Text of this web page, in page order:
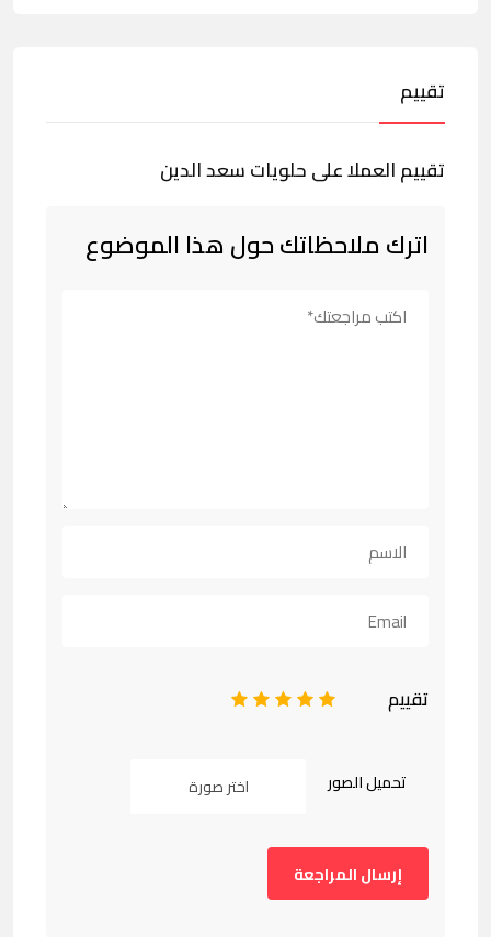
تقييم
تقييم العملا على حلويات سعد الدين
اترك ملاحظاتك حول هذا الموضوع
تقييم 5
4
3
2
تحميل الصور اختر صورة